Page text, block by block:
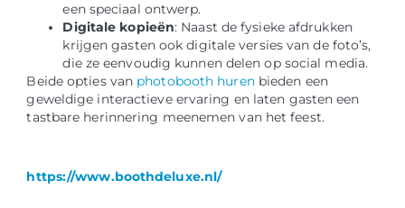
een speciaal ontwerp.
Digitale kopieën: Naast de fysieke afdrukken
krijgen gasten ook digitale versies van de foto’s,
die ze eenvoudig kunnen delen op social media.
Beide opties van photobooth hurenbieden een
geweldige interactieve ervaring en laten gasten een
tastbare herinnering meenemen van het feest.
https://www.boothdeluxe.nl/